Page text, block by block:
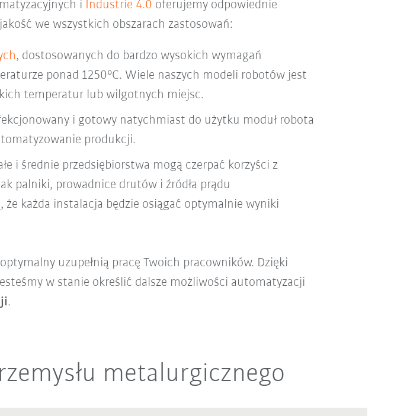
i Industrie 4.0 oferujemy odpowiednie
we wszystkich obszarach zastosowań:
, dostosowanych do bardzo wysokich wymagań
ponad 1250°C. Wiele naszych modeli robotów jest
temperatur lub wilgotnych miejsc.
i gotowy natychmiast do użytku moduł robota
produkcji.
i średnie przedsiębiorstwa mogą czerpać korzyści z
palniki, prowadnice drutów i źródła prądu
że każda instalacja będzie osiągać optymalnie wyniki
uzupełnią pracę Twoich pracowników. Dzięki
w stanie określić dalsze możliwości automatyzacji
.
metalurgicznego